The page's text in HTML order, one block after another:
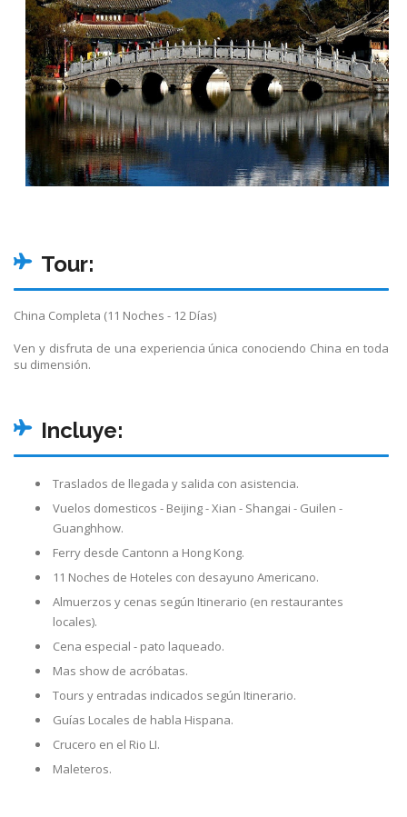
Tour:
China Completa (11 Noches - 12 Días)
Ven y disfruta de una experiencia única conociendo China en toda
su dimensión.
Incluye:
Traslados de llegada y salida con asistencia.
Vuelos domesticos - Beijing - Xian - Shangai - Guilen -
Guanghhow.
Ferry desde Cantonn a Hong Kong.
11 Noches de Hoteles con desayuno Americano.
Almuerzos y cenas según Itinerario (en restaurantes
locales).
Cena especial - pato laqueado.
Mas show de acróbatas.
Tours y entradas indicados según Itinerario.
Guías Locales de habla Hispana.
Crucero en el Rio LI.
Maleteros.